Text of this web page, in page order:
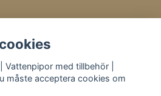
Vattenpipor med tillbehör |
måste acceptera cookies om